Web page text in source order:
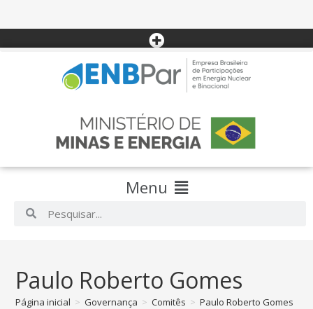
Menu
Paulo Roberto Gomes
Página inicial > Governança > Comitês > Paulo Roberto Gomes